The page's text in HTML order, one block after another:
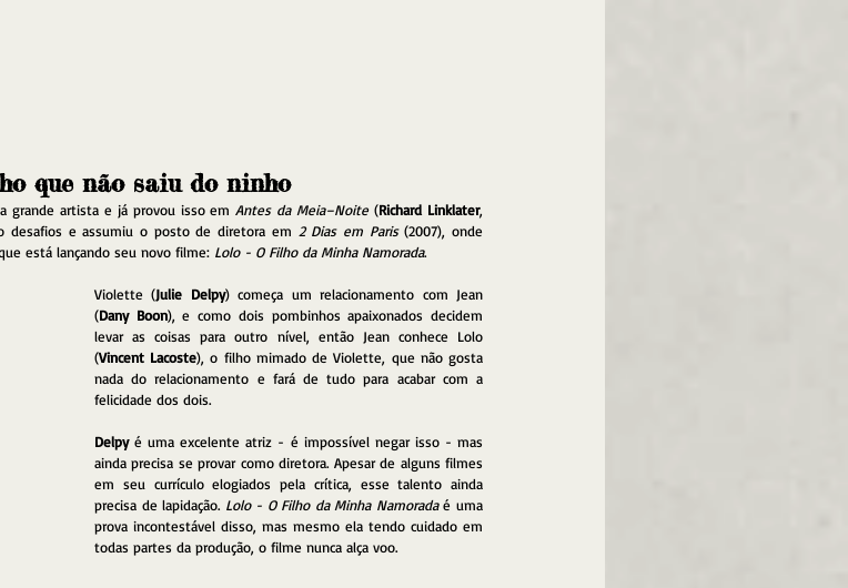
que não saiu do ninho
grande artista e já provou isso em Antes da Meia–Noite (Richard Linklater,
desafios e assumiu o posto de diretora em 2 Dias em Paris (2007), onde
está lançando seu novo filme: Lolo - O Filho da Minha Namorada.
Violette (Julie Delpy) começa um relacionamento com Jean
(Dany Boon), e como dois pombinhos apaixonados decidem
levar as coisas para outro nível, então Jean conhece Lolo
(Vincent Lacoste), o filho mimado de Violette, que não gosta
nada do relacionamento e fará de tudo para acabar com a
felicidade dos dois.
Delpy é uma excelente atriz - é impossível negar isso - mas
ainda precisa se provar como diretora. Apesar de alguns filmes
em seu currículo elogiados pela crítica, esse talento ainda
precisa de lapidação. Lolo - O Filho da Minha Namorada é uma
prova incontestável disso, mas mesmo ela tendo cuidado em
todas partes da produção, o filme nunca alça voo.